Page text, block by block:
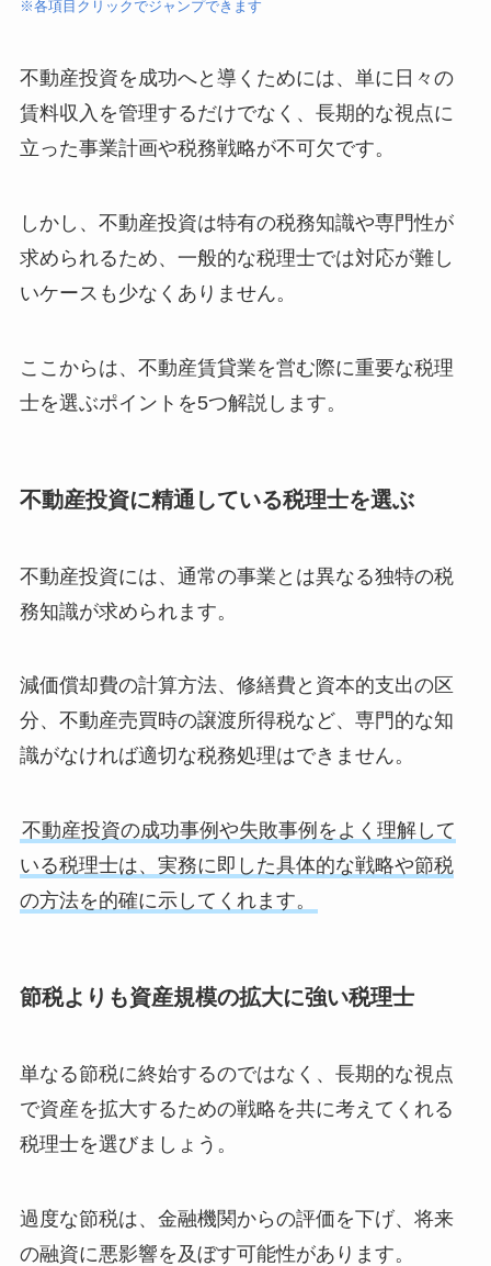
※各項目クリックでジャンプできます
不動産投資を成功へと導くためには、単に日々の
賃料収入を管理するだけでなく、長期的な視点に
立った事業計画や税務戦略が不可欠です。
しかし、不動産投資は特有の税務知識や専門性が
求められるため、一般的な税理士では対応が難し
いケースも少なくありません。
ここからは、不動産賃貸業を営む際に重要な税理
士を選ぶポイントを5つ解説します。
不動産投資に精通している税理士を選ぶ
不動産投資には、通常の事業とは異なる独特の税
務知識が求められます。
減価償却費の計算方法、修繕費と資本的支出の区
分、不動産売買時の譲渡所得税など、専門的な知
識がなければ適切な税務処理はできません。
不動産投資の成功事例や失敗事例をよく理解して
いる税理士は、実務に即した具体的な戦略や節税
の方法を的確に示してくれます。
節税よりも資産規模の拡大に強い税理士
単なる節税に終始するのではなく、長期的な視点
で資産を拡大するための戦略を共に考えてくれる
税理士を選びましょう。
過度な節税は、金融機関からの評価を下げ、将来
の融資に悪影響を及ぼす可能性があります。